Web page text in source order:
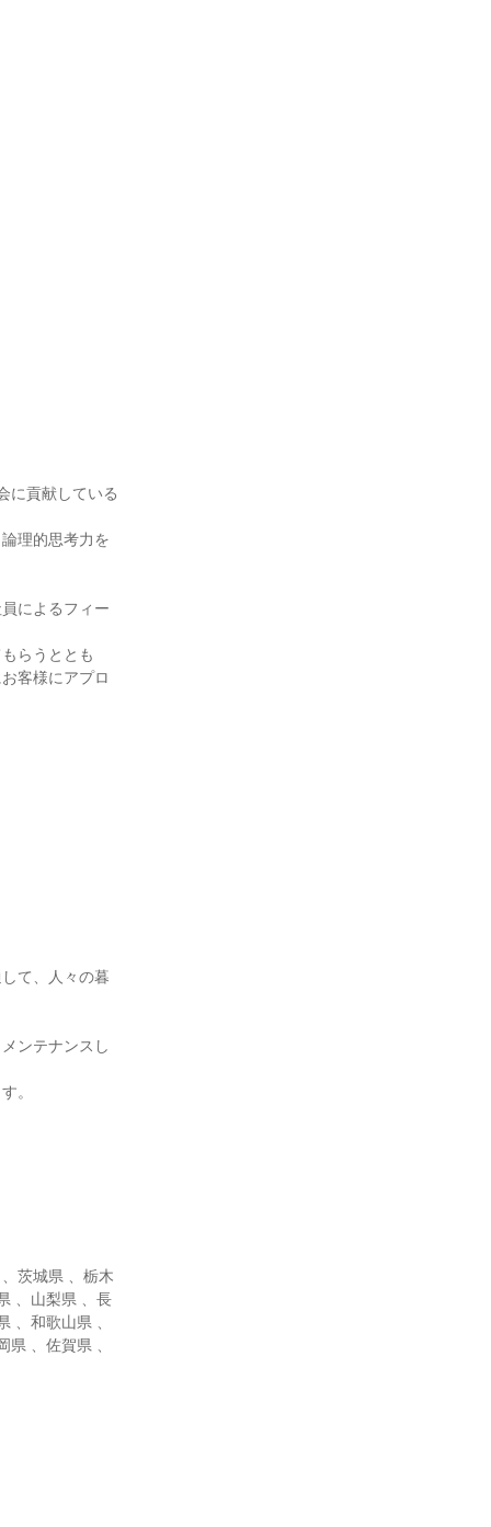
に貢献している
理的思考力を
によるフィー
らうととも
客様にアプロ
て、人々の暮
ンテナンスし
。
茨城県 、栃木
、山梨県 、長
、和歌山県 、
、佐賀県 、